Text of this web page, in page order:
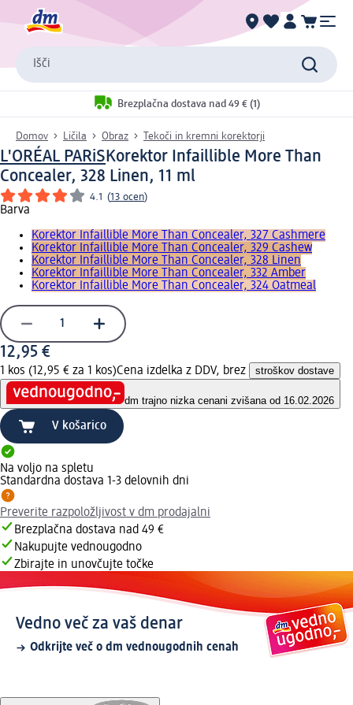
Išči
Brezplačna dostava nad 49 € (1)
Domov Ličila Obraz Tekoči in kremni korektorji
L'ORÉAL PARiS Korektor Infaillible More Than
Concealer, 328 Linen, 11 ml
4.1 (13 ocen)
Barva
Korektor Infaillible More Than Concealer, 327 Cashmere
Korektor Infaillible More Than Concealer, 329 Cashew
Korektor Infaillible More Than Concealer, 328 Linen
Korektor Infaillible More Than Concealer, 332 Amber
Korektor Infaillible More Than Concealer, 324 Oatmeal
12,95 €
1 kos (12,95 € za 1 kos)Cena izdelka z DDV, brez stroškov dostave
dm trajno nizka cenani zvišana od 16.02.2026
V košarico
Na voljo na spletu
Standardna dostava 1-3 delovnih dni
Preverite razpoložljivost v dm prodajalni
Brezplačna dostava nad 49 €
Nakupujte vednougodno
Zbirajte in unovčujte točke
Vedno več za vaš denar
Odkrijte več o dm vednougodnih cenah